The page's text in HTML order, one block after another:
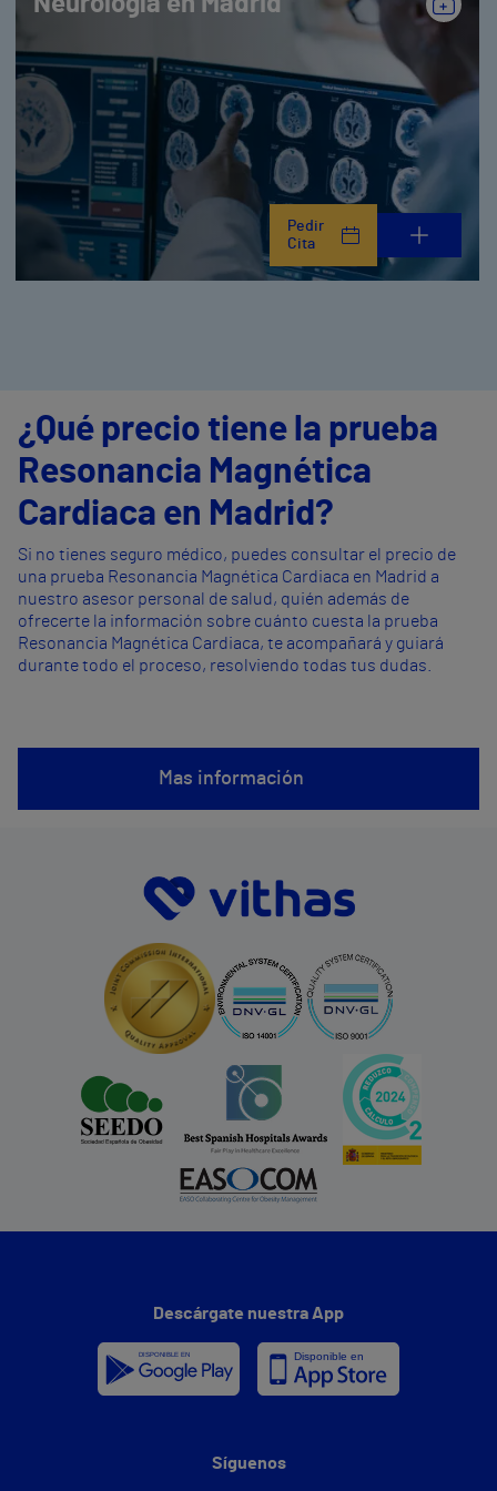
Pedir
Cita
¿Qué precio tiene la prueba
Resonancia Magnética
Cardiaca en Madrid?
Si no tienes seguro médico, puedes consultar el precio de
una prueba Resonancia Magnética Cardiaca en Madrid a
nuestro asesor personal de salud, quién además de
ofrecerte la información sobre cuánto cuesta la prueba
Resonancia Magnética Cardiaca, te acompañará y guiará
durante todo el proceso, resolviendo todas tus dudas.
Mas información
Descárgate nuestra App
Síguenos